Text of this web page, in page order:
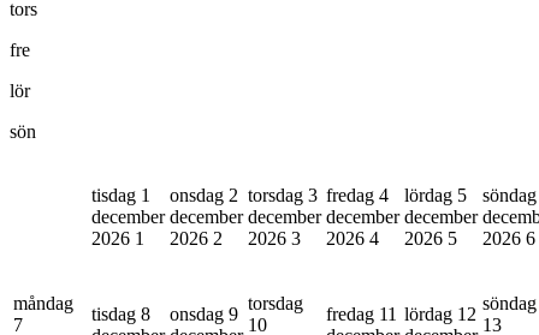
tors
fre
lör
sön
tisdag 1
december
2026 1
onsdag 2
december
2026 2
torsdag 3
december
2026 3
fredag 4
december
2026 4
lördag 5
december
2026 5
2026 6
måndag
7
tisdag 8
onsdag 9
torsdag
10
fredag 11 lördag 12
söndag
13